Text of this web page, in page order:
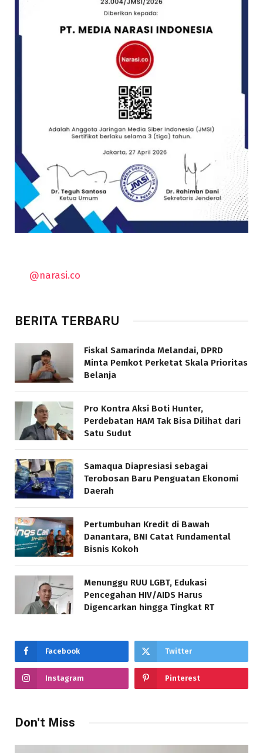
@narasi.co
BERITA TERBARU
Fiskal Samarinda Melandai, DPRD
Minta Pemkot Perketat Skala Prioritas
Belanja
Pro Kontra Aksi Boti Hunter,
Perdebatan HAM Tak Bisa Dilihat dari
Satu Sudut
Samaqua Diapresiasi sebagai
Terobosan Baru Penguatan Ekonomi
Daerah
Pertumbuhan Kredit di Bawah
Danantara, BNI Catat Fundamental
Bisnis Kokoh
Menunggu RUU LGBT, Edukasi
Pencegahan HIV/AIDS Harus
Digencarkan hingga Tingkat RT
Facebook Twitter
Instagram Pinterest
Don't Miss